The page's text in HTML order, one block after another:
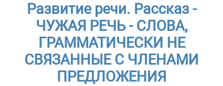
Развитие речи. Рассказ -
ЧУЖАЯ РЕЧЬ - СЛОВА,
ГРАММАТИЧЕСКИ НЕ
СВЯЗАННЫЕ С ЧЛЕНАМИ
ПРЕДЛОЖЕНИЯ